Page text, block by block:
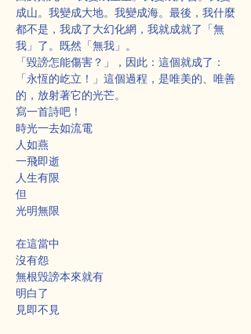
成山。我變成大地。我變成海。最後，我什麼
都不是，我成了大幻化網，我就成就了「無
我」了。既然「無我」。
「毀謗怎能傷害？」，因此：這個就成了：
「永恆的屹立！」這個過程，是唯美的、唯善
的，放射著它的光芒。
寫一首詩吧！
時光一去如流電
人如燕
一飛即逝
人生有限
但
光明無限
在這當中
沒有怨
無根毁謗本來就有
明白了
見即不見